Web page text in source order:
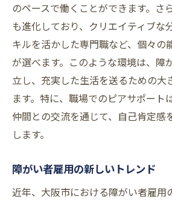
障がい者が大阪市で働くため
プ
就労準備のための基本ス
大阪市での求人情報の探
面接でのアピールポイント
職場定着率を高める方法
大阪市での障がい者就労成功の
成功事例から学ぶポイント
のペースで働くことができます。さ
も進化しており、クリエイティブな
キルを活かした専門職など、個々の
が選べます。このような環境は、障
立し、充実した生活を送るための大
ます。特に、職場でのピアサポート
仲間との交流を通じて、自己肯定感
します。
障がい者雇用の新しいトレンド
近年、大阪市における障がい者雇用